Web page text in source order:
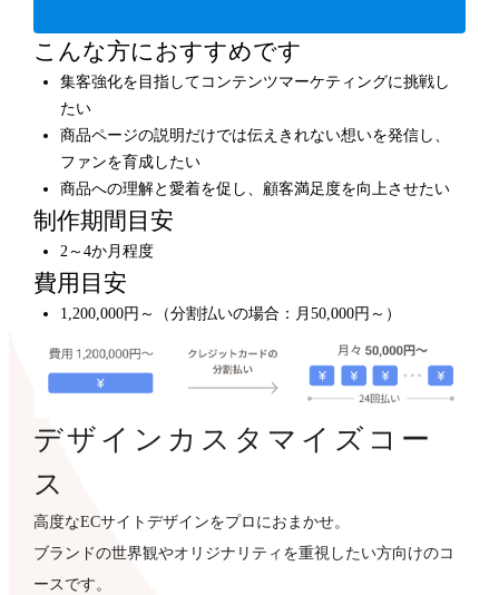
こんな方におすすめです
集客強化を目指してコンテンツマーケティングに挑戦し
たい
商品ページの説明だけでは伝えきれない想いを発信し、
ファンを育成したい
商品への理解と愛着を促し、顧客満足度を向上させたい
制作期間目安
2～4か月程度
費用目安
1,200,000円～（分割払いの場合：月50,000円～）
デザインカスタマイズコー
ス
高度なECサイトデザインをプロにおまかせ。
ブランドの世界観やオリジナリティを重視したい方向けのコ
ースです。